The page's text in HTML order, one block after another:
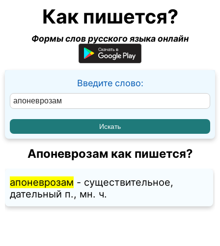
Как пишется?
Формы слов русского языка онлайн
Введите слово:
Апоневрозам как пишется?
апоневрозам - существительное,
дательный п., мн. ч.